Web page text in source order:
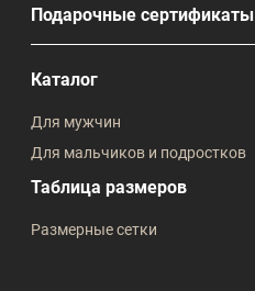
Подарочные сертификаты
Каталог
Для мужчин
Для мальчиков и подростков
Таблица размеров
Размерные сетки